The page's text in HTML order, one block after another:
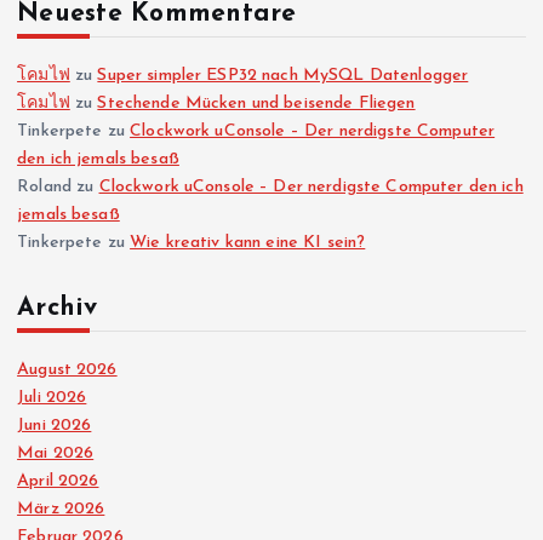
Neueste Kommentare
โคมไฟ zuSuper simpler ESP32 nach MySQL Datenlogger
โคมไฟ zuStechende Mücken und beisende Fliegen
Tinkerpete zuClockwork uConsole – Der nerdigste Computer
den ich jemals besaß
Roland zu Clockwork uConsole – Der nerdigste Computer den ich
jemals besaß
Tinkerpete zu Wie kreativ kann eine KI sein?
Archiv
August 2026
Juli 2026
Juni 2026
Mai 2026
April 2026
März 2026